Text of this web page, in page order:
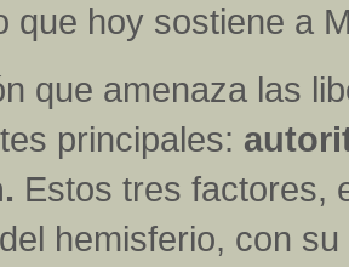
que hoy sostiene a
que amenaza las
principales:
Estos tres factores,
hemisferio, con